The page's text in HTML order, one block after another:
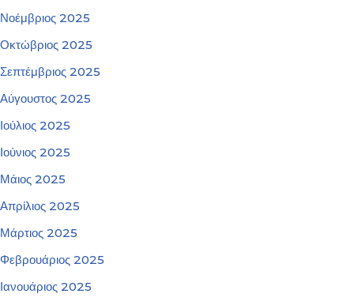
Νοέμβριος 2025
Οκτώβριος 2025
Σεπτέμβριος 2025
Αύγουστος 2025
Ιούλιος 2025
Ιούνιος 2025
Μάιος 2025
Απρίλιος 2025
Μάρτιος 2025
Φεβρουάριος 2025
Ιανουάριος 2025